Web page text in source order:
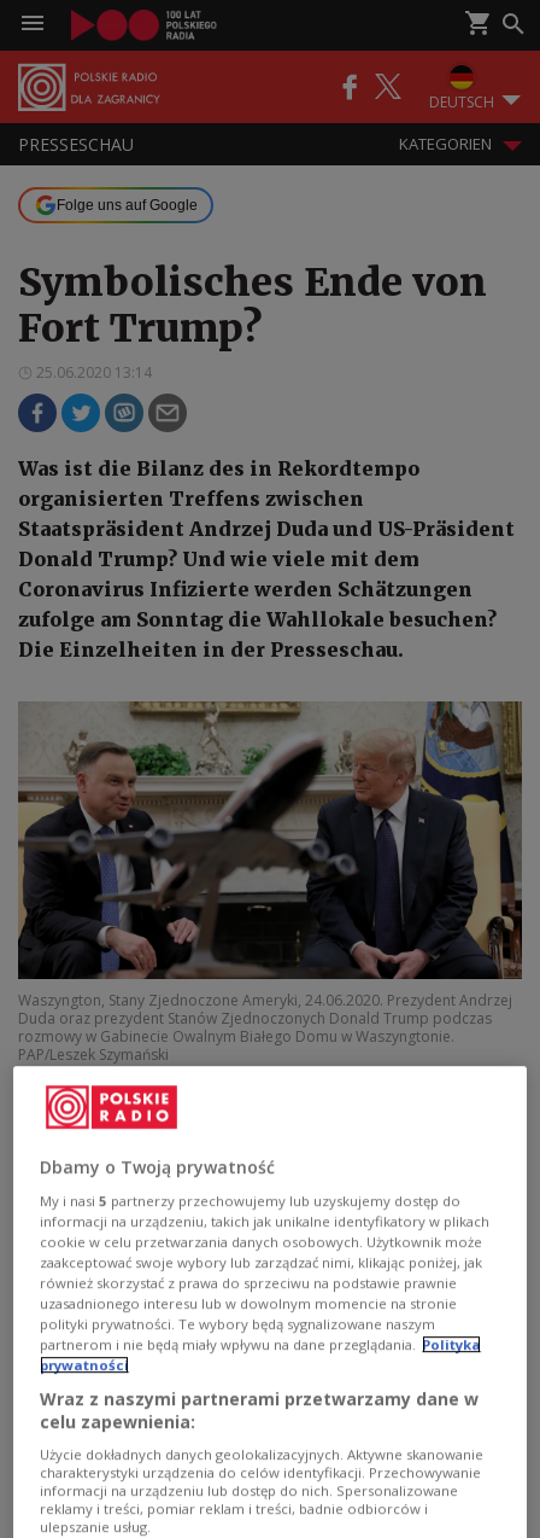
DEUTSCH
PRESSESCHAU KATEGORIEN
Folge uns auf Google
Symbolisches Ende von
Fort Trump?
25.06.2020 13:14
Was ist die Bilanz des in Rekordtempo
organisierten Treffens zwischen
Staatspräsident Andrzej Duda und US-Präsident
Donald Trump? Und wie viele mit dem
Coronavirus Infizierte werden Schätzungen
zufolge am Sonntag die Wahllokale besuchen?
Die Einzelheiten in der Presseschau.
Waszyngton, Stany Zjednoczone Ameryki, 24.06.2020. Prezydent Andrzej
Duda oraz prezydent Stanów Zjednoczonych Donald Trump podczas
rozmowy w Gabinecie Owalnym Białego Domu w Waszyngtonie.
PAP/Leszek Szymański
Was ist die Bilanz des in Rekordtempo
organisierten Treffens zwischen Staatspräsident
Andrzej Duda und US-Präsident Donald Trump? Das
hängt natürlich davon ab, wo man hinhört.
Gazeta Polska Codziennie: Gemeinsam für die
Sicherheit, gemeinsam für die Freiheit
Die Vergrößerung der militärischen
Zusammenarbeit, eine Partnerschaft zur
Entwicklung des polnischen Sektors ziviler
Kernkraftenergie, mehr strategische Investitionen,
die Unterstützung für die Dreimeeres-Initiative
sowie die Zusammenarbeit bei der Suche nach
einem Impfstoff gegen das Coronavirus - das seien
Dbamy o Twoją prywatność
My i nasi5 partnerzy przechowujemy lub uzyskujemy dostęp do
informacji na urządzeniu, takich jak unikalne identyfikatory w plikach
cookie w celu przetwarzania danych osobowych. Użytkownik może
zaakceptować swoje wybory lub zarządzać nimi, klikając poniżej, jak
również skorzystać z prawa do sprzeciwu na podstawie prawnie
uzasadnionego interesu lub w dowolnym momencie na stronie
polityki prywatności. Te wybory będą sygnalizowane naszym
partnerom i nie będą miały wpływu na dane przeglądania. Polityka
prywatności
Wraz z naszymi partnerami przetwarzamy dane w
celu zapewnienia:
Użycie dokładnych danych geolokalizacyjnych. Aktywne skanowanie
charakterystyki urządzenia do celów identyfikacji. Przechowywanie
informacji na urządzeniu lub dostęp do nich. Spersonalizowane
reklamy i treści, pomiar reklam i treści, badnie odbiorców i
ulepszanie usług.